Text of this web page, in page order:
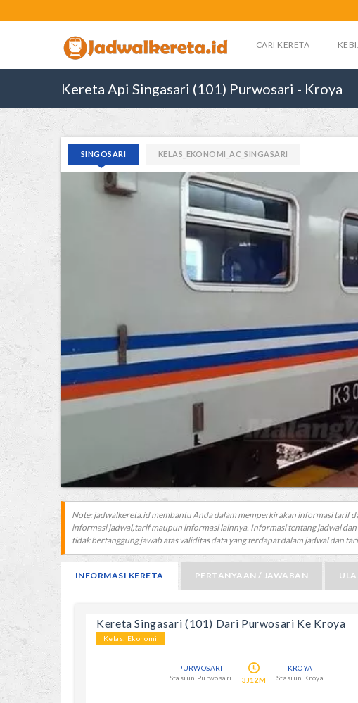
CARI KERETA
Kereta Api Singasari (101) Purwosari - Kroya
SINGOSARI KELAS_EKONOMI_AC_SINGASARI
Note: jadwalkereta.id membantu Anda dalam memperkirakan informasi tarif
informasi jadwal,tarif maupun informasi lainnya. Informasi tentang jadwal
tidak bertanggung jawab atas validitas data yang terdapat dalam jadwal dan
INFORMASI KERETA PERTANYAAN / JAWABAN
Kereta Singasari (101) Dari Purwosari Ke Kroya
Kelas: Ekonomi
PURWOSARI
Stasiun Purwosari
3J12M
KROYA
Stasiun Kroya